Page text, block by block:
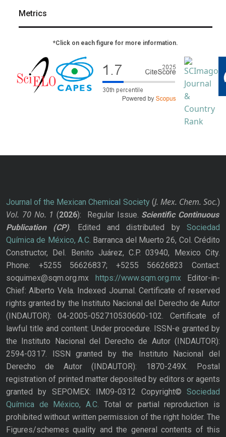
Metrics
*Click on each figure for more information.
Journal of the Mexican Chemical Society(J. Mex. Chem. Soc.)
Vol. 70 No. 1 (2026): Regular Issue. Scientific Continuous
Publication
(CP). Edited and distributed bySociedad
Química de México, A.C. Barranca del Muerto 26, Col. Crédito
Constructor, Del. Benito Juárez, C.P. 03940, Mexico City.
Phone: +5255 56626837; +5255 56626823 Contact:
soquimex@sqm.org.mx https://www.sqm.org.mxEditor-in-
Chief: Alberto Vela. Indexed Journal. Certificate of reserved
rights granted by the Instituto Nacional del Derecho de Autor
(INDAUTOR): 04-2005-052710530600-102. Certificate of
lawful title and content: Under procedure. ISSN-e granted by
the Instituto Nacional del Derecho de Autor (INDAUTOR):
2594-0317. ISSN granted by the Instituto Nacional del
Derecho de Autor (INDAUTOR): 1870-249X. Postal
registration of printed matter deposited by editors or agents
granted by SEPOMEX: IM09-0312 Copyright© Sociedad
Química de México, A.C. Total or partial reproduction is
prohibited without written permission of the right holder. The
Figures/schemes quality and the general contents of this